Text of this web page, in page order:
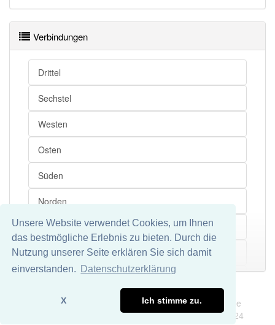
Unsere Website verwendet Cookies, um Ihnen
das bestmögliche Erlebnis zu bieten. Durch die
Nutzung unserer Seite erklären Sie sich damit
einverstanden.
Datenschutzerklärung
X Ich stimme zu.
Verbindungen
Drittel
Sechstel
Westen
Osten
Süden
Norden
Westeuropa
Nordirland
Großteil
Mehr
Datenschutz
Wir übernehmen keine Garantie und keine Haftung für die
Richtigkeit und Vollständigkeit dieser Seite. DDDEasy 2024